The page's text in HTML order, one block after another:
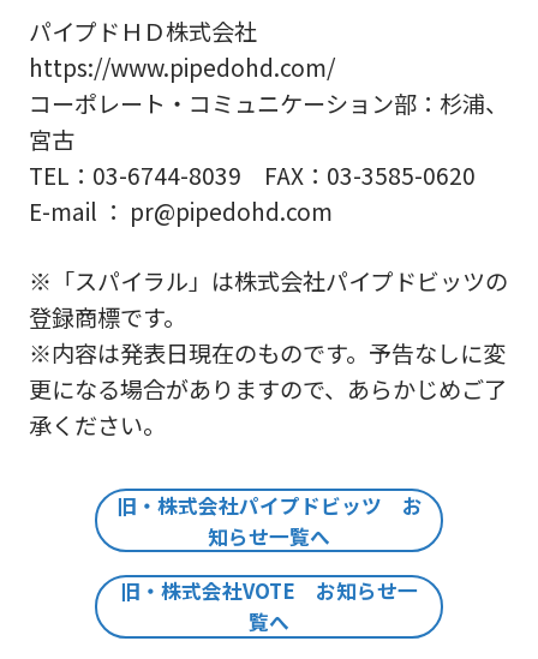
パイプドＨＤ株式会社
https://www.pipedohd.com/
コーポレート・コミュニケーション部：杉浦、
宮古
TEL：03-6744-8039 FAX：03-3585-0620
E-mail ： pr@pipedohd.com
※「スパイラル」は株式会社パイプドビッツの
登録商標です。
※内容は発表日現在のものです。予告なしに変
更になる場合がありますので、あらかじめご了
承ください。
旧・株式会社パイプドビッツ お
知らせ一覧へ
旧・株式会社VOTE お知らせ一
覧へ